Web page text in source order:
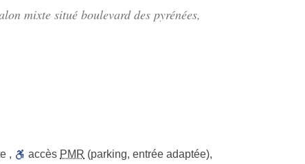
mixte situé boulevard des pyrénées,
, accès PMR (parking, entrée adaptée),